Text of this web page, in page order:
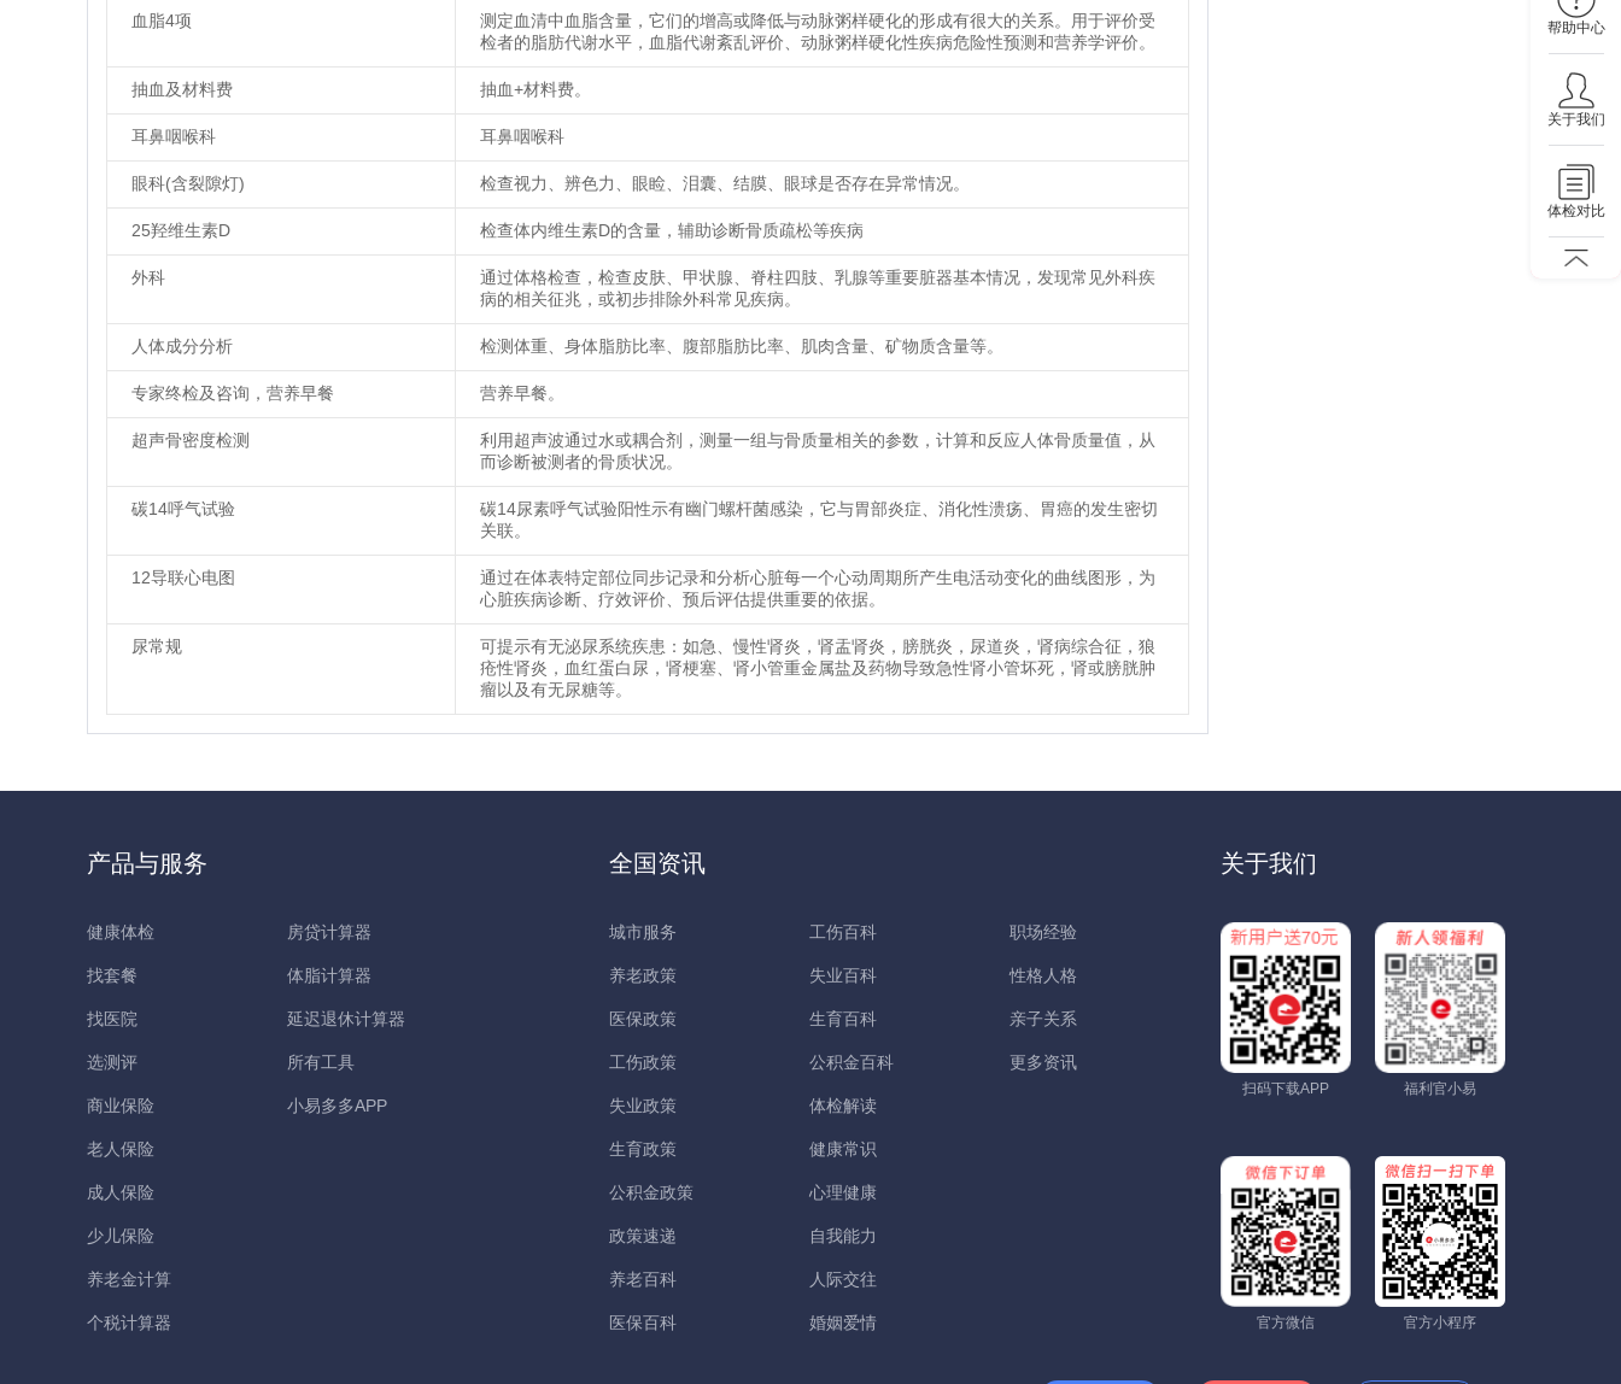
帮助中心
关于我们
体检对比
血脂4项
测定血清中血脂含量，它们的增高或降低与动脉粥样硬化的形成有很大的关系。用于评价受
检者的脂肪代谢水平，血脂代谢紊乱评价、动脉粥样硬化性疾病危险性预测和营养学评价。
抽血及材料费 抽血+材料费。
耳鼻咽喉科 耳鼻咽喉科
眼科(含裂隙灯) 检查视力、辨色力、眼睑、泪囊、结膜、眼球是否存在异常情况。
25羟维生素D 检查体内维生素D的含量，辅助诊断骨质疏松等疾病
外科
通过体格检查，检查皮肤、甲状腺、脊柱四肢、乳腺等重要脏器基本情况，发现常见外科疾
病的相关征兆，或初步排除外科常见疾病。
人体成分分析 检测体重、身体脂肪比率、腹部脂肪比率、肌肉含量、矿物质含量等。
专家终检及咨询，营养早餐 营养早餐。
超声骨密度检测
利用超声波通过水或耦合剂，测量一组与骨质量相关的参数，计算和反应人体骨质量值，从
而诊断被测者的骨质状况。
碳14呼气试验
碳14尿素呼气试验阳性示有幽门螺杆菌感染，它与胃部炎症、消化性溃疡、胃癌的发生密切
关联。
12导联心电图
通过在体表特定部位同步记录和分析心脏每一个心动周期所产生电活动变化的曲线图形，为
心脏疾病诊断、疗效评价、预后评估提供重要的依据。
尿常规
可提示有无泌尿系统疾患：如急、慢性肾炎，肾盂肾炎，膀胱炎，尿道炎，肾病综合征，狼
疮性肾炎，血红蛋白尿，肾梗塞、肾小管重金属盐及药物导致急性肾小管坏死，肾或膀胱肿
瘤以及有无尿糖等。
产品与服务
健康体检
找套餐
找医院
选测评
商业保险
老人保险
成人保险
少儿保险
养老金计算
个税计算器
房贷计算器
体脂计算器
延迟退休计算器
所有工具
小易多多APP
全国资讯
城市服务
养老政策
医保政策
工伤政策
失业政策
生育政策
公积金政策
政策速递
养老百科
医保百科
工伤百科
失业百科
生育百科
公积金百科
体检解读
健康常识
心理健康
自我能力
人际交往
婚姻爱情
职场经验
性格人格
亲子关系
更多资讯
关于我们
扫码下载APP 福利官小易
官方微信 官方小程序